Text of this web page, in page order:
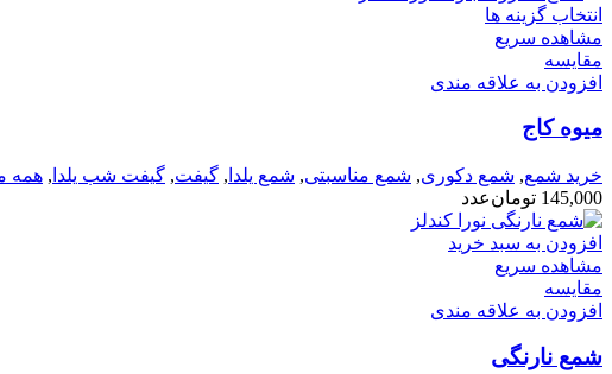
انتخاب گزینه ها
مشاهده سریع
مقایسه
افزودن به علاقه مندی
میوه کاج
خرید شمع, شمع دکوری, شمع مناسبتی, شمع یلدا , گیفت, گیفت شب یلدا , همه
145,000 تومانعدد
افزودن به سبد خرید
مشاهده سریع
مقایسه
افزودن به علاقه مندی
شمع نارنگی